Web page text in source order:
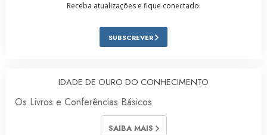
Receba atualizações e fique conectado.
SUBSCREVER
IDADE DE OURO DO CONHECIMENTO
Os Livros e Conferências Básicos
SAIBA MAIS